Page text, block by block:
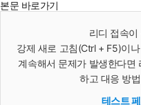
본문 바로가기
리디 접속
강제 새로 고침(Ctrl + F5)이
계속해서 문제가 발생한다면
하고 대응 방
테스트